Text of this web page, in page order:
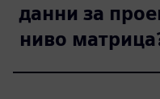
данни за
ниво